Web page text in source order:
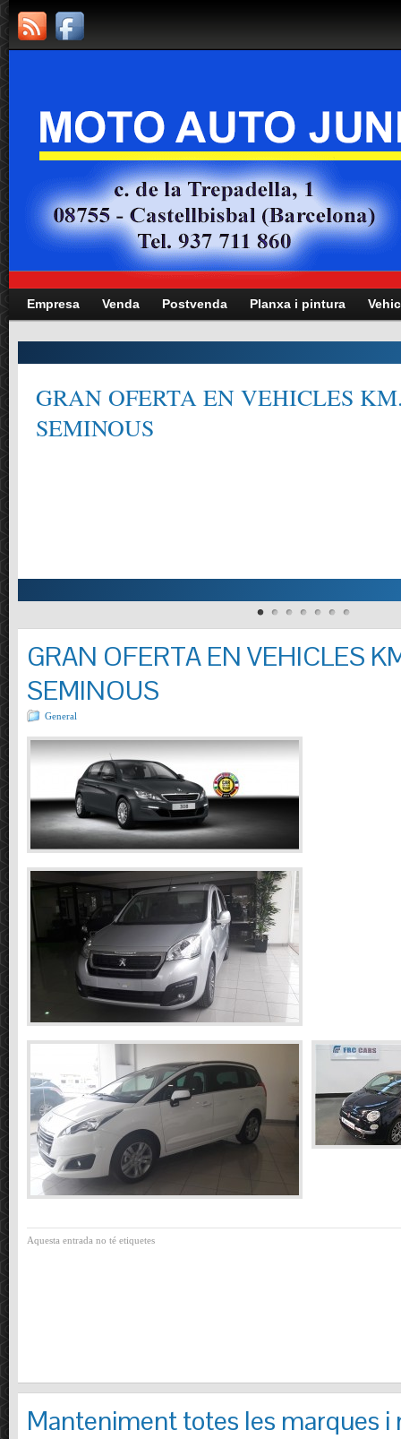
Empresa Venda Postvenda Planxa i pintura
GRAN OFERTA EN VEHICLES
SEMINOUS
GRAN OFERTA EN VEHICLES
SEMINOUS
General
Aquesta entrada no té etiquetes
Manteniment totes les marques i